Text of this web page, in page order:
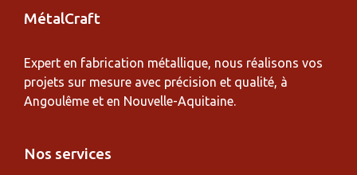
r
t
i
MétalCraft
Expert en fabrication métallique, nous réalisons vos
projets sur mesure avec précision et qualité, à
Angoulême et en Nouvelle-Aquitaine.
Nos services